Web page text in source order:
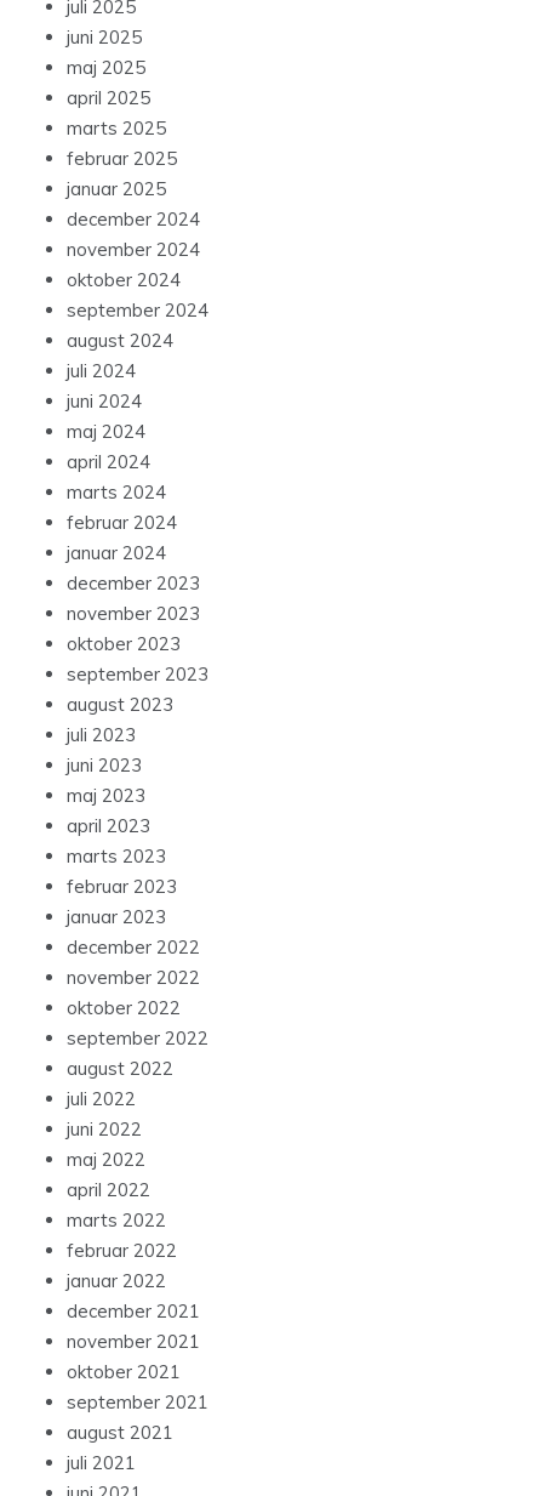
juli 2025
juni 2025
maj 2025
april 2025
marts 2025
februar 2025
januar 2025
december 2024
november 2024
oktober 2024
september 2024
august 2024
juli 2024
juni 2024
maj 2024
april 2024
marts 2024
februar 2024
januar 2024
december 2023
november 2023
oktober 2023
september 2023
august 2023
juli 2023
juni 2023
maj 2023
april 2023
marts 2023
februar 2023
januar 2023
december 2022
november 2022
oktober 2022
september 2022
august 2022
juli 2022
juni 2022
maj 2022
april 2022
marts 2022
februar 2022
januar 2022
december 2021
november 2021
oktober 2021
september 2021
august 2021
juli 2021